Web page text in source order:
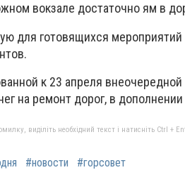
вокзале достаточно ям в
для готовящихся
к 23 апреля
на ремонт дорог, в
виділіть необхідний текст і натисніть Ctrl +
#новости #горсовет